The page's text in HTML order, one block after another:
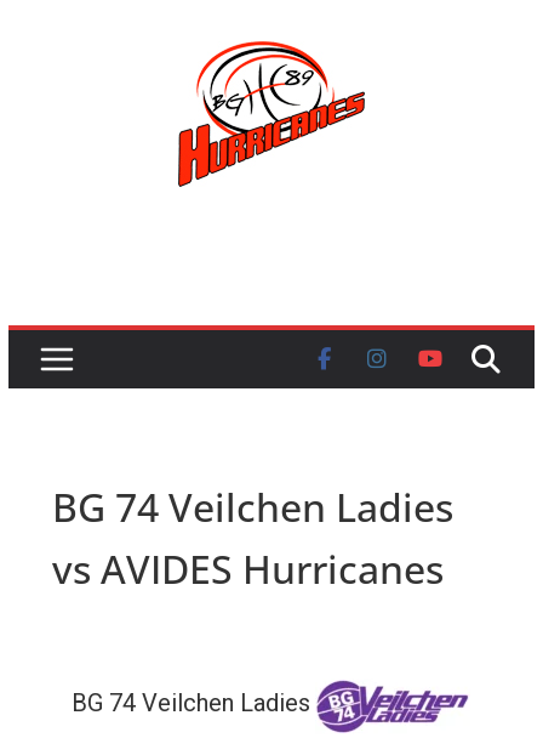
BG 74 Veilchen Ladies
vs AVIDES Hurricanes
BG 74 Veilchen Ladies